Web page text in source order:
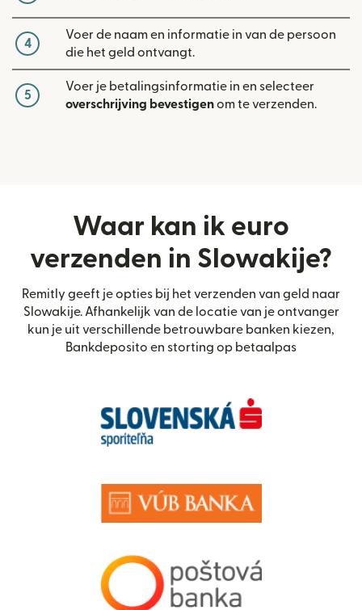
4
Voer de naam en informatie in van de persoon
die het geld ontvangt.
5
Voer je betalingsinformatie in en selecteer
overschrijving bevestigenom te verzenden.
Waar kan ik euro
verzenden in Slowakije?
Remitly geeft je opties bij het verzenden van geld naar
Slowakije. Afhankelijk van de locatie van je ontvanger
kun je uit verschillende betrouwbare banken kiezen,
Bankdeposito en storting op betaalpas